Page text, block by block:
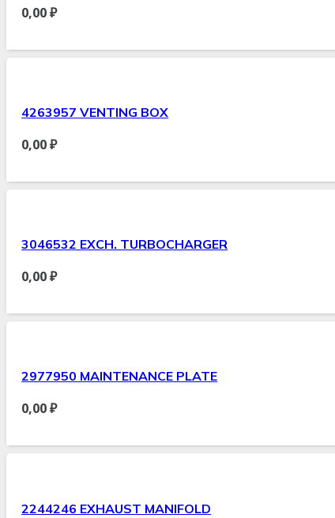
0,00₽
4263957 VENTING BOX
0,00₽
3046532 EXCH. TURBOCHARGER
0,00₽
2977950 MAINTENANCE PLATE
0,00₽
2244246 EXHAUST MANIFOLD